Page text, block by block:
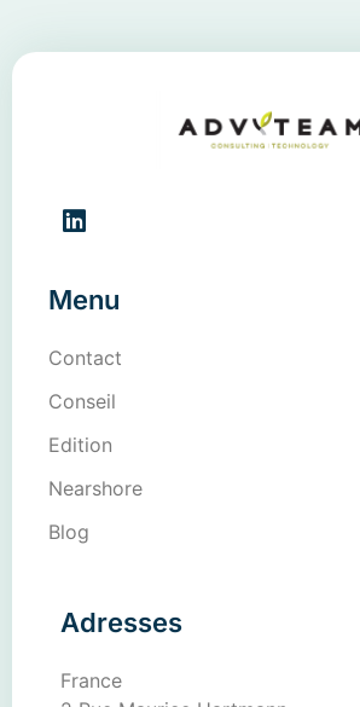
Menu
Contact
Conseil
Edition
Nearshore
Blog
Adresses
France